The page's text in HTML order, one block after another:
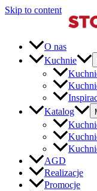
Skip to content
O nas
Kuchnie
Katalog
AGD
Realizacje
Promocje